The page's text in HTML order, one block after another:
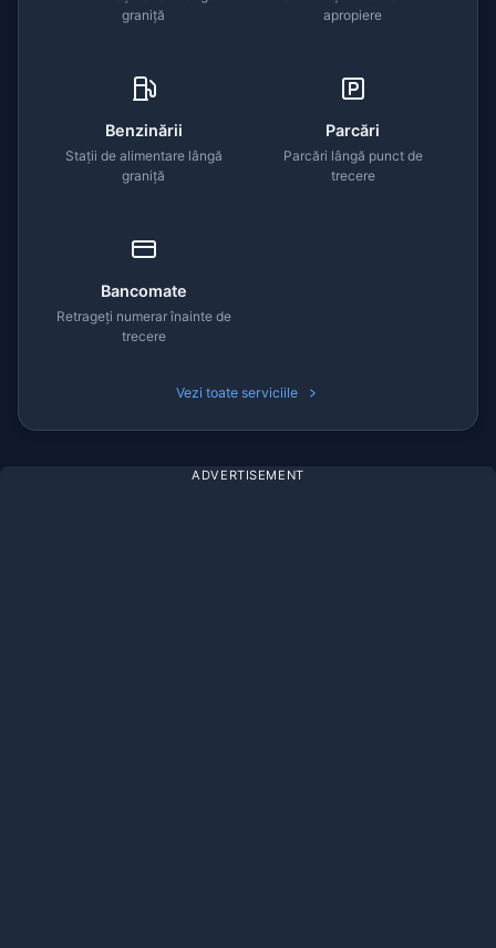
graniță
apropiere
Benzinării
Stații de alimentare lângă
graniță
Parcări
Parcări lângă punct de
trecere
Bancomate
Retrageți numerar înainte de
trecere
Vezi toate serviciile
ADVERTISEMENT